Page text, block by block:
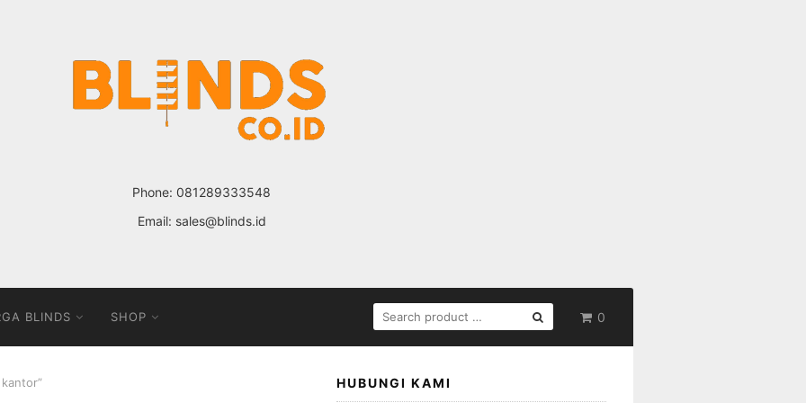
Phone: 081289333548
Email: sales@blinds.id
0
BLINDS SHOP
SEARCH
FOR:
HUBUNGI KAMI